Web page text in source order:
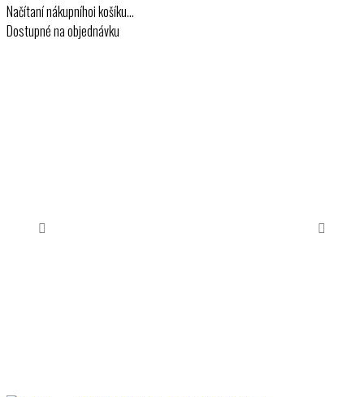
Načítaní nákupníhoi košíku…
Dostupné na objednávku